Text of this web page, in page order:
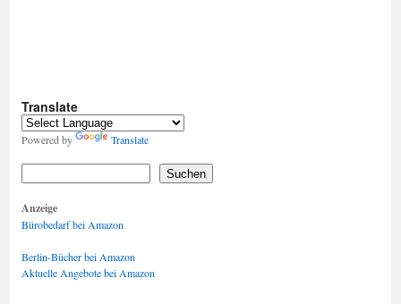
Translate
Powered by Translate
Suchen
Anzeige
Bürobedarf bei Amazon
Berlin-Bücher bei Amazon
Aktuelle Angebote bei Amazon